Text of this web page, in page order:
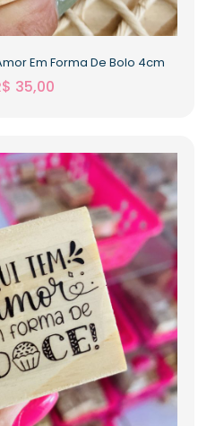
Em Forma De Bolo 4cm
35,00